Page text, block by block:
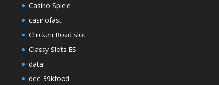
Casino Spiele
casinofast
Chicken Road slot
Classy Slots ES
data
dec_39kfood